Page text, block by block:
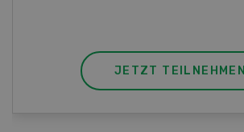
JETZT TEILNEHMEN